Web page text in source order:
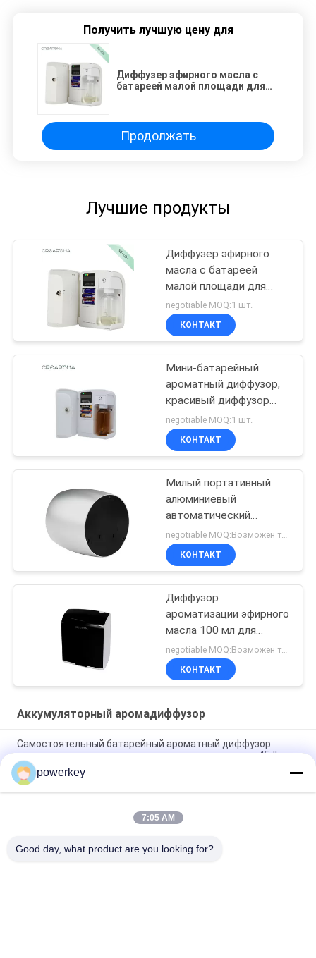
Получить лучшую цену для
Диффузер эфирного масла с
батареей малой площади для
Продолжать
Лучшие продукты
Диффузер эфирного
масла с батареей
малой площади для
гостиничного номера
negotiable MOQ:1 шт.
КОНТАКТ
Мини-батарейный
ароматный диффузор,
красивый диффузор
эфирных масел
вместимостью 100 мл
negotiable MOQ:1 шт.
КОНТАКТ
Милый портативный
алюминиевый
автоматический
свежий воздух с
стеклянной бутылкой
60 мл
КОНТАКТ
Диффузор
ароматизации эфирного
масла 100 мл для
маркетинга
ароматизации
КОНТАКТ
Аккумуляторный аромадиффузор
Самостоятельный батарейный ароматный диффузор
вентилятор ароматное масло ароматная система 45dba
Шум
Диффузор ароматерапии с батареей
Ароматические очистители воздуха Диффузер эфирного
powerkey
7:05 AM
Good day, what product are you looking for?